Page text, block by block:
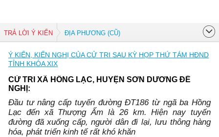
TRẢ LỜI Ý KIẾN ĐỊA PHƯƠNG (CŨ)
Ý KIẾN, KIẾN NGHỊ CỦA CỬ TRI SAU KỲ HỌP THỨ TÁM HĐND
TỈNH KHÓA XIX
CỬ TRI XÃ HỒNG LẠC, HUYỆN SƠN DƯƠNG ĐỀ
NGHỊ:
Đầu tư nâng cấp tuyến đường ĐT186 từ ngã ba Hồng
Lạc đến xã Thượng Ấm là 26 km. Hiện nay tuyến
đường đã xuống cấp, người dân đi lại, lưu thông hàng
hóa, phát triển kinh tế rất khó khăn